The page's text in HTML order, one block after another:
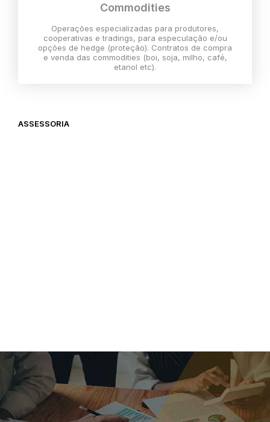
Commodities
Operações especializadas para produtores,
cooperativas e tradings, para especulação e/ou
opções de hedge (proteção). Contratos de compra
e venda das commodities (boi, soja, milho, café,
etanol etc).
ASSESSORIA